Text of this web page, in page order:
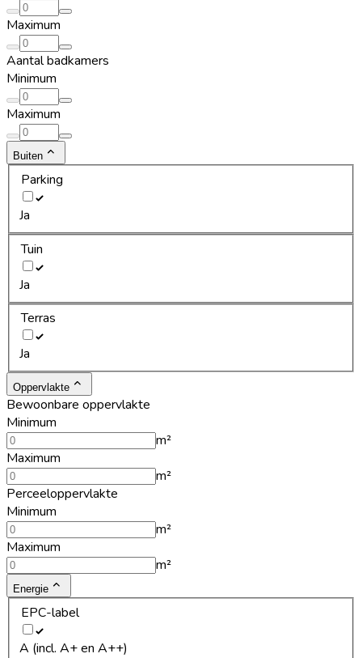
Maximum
Aantal badkamers
Minimum
Maximum
Buiten
Parking
Ja
Tuin
Ja
Terras
Ja
Oppervlakte
Bewoonbare oppervlakte
Minimum
m²
Maximum
m²
Perceeloppervlakte
Minimum
m²
Maximum
m²
Energie
EPC-label
A (incl. A+ en A++)